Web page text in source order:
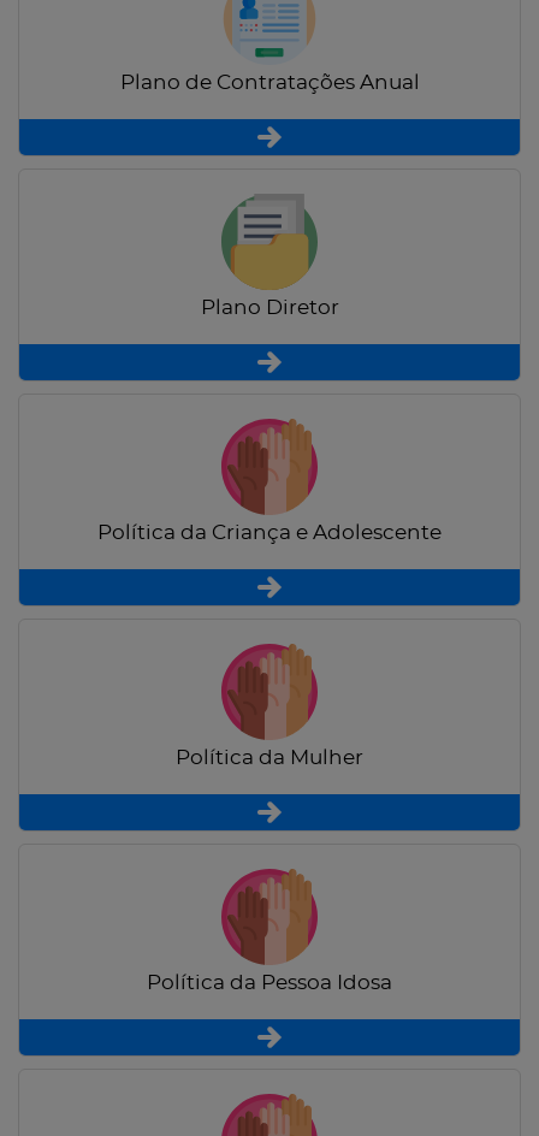
Plano de Contratações Anual
Plano Diretor
Política da Criança e Adolescente
Política da Mulher
Política da Pessoa Idosa